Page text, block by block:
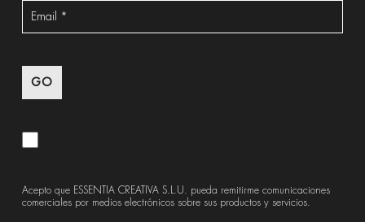
Acepto que ESSENTIA CREATIVA S.L.U. pueda remitirme comunicaciones
comerciales por medios electrónicos sobre sus productos y servicios.